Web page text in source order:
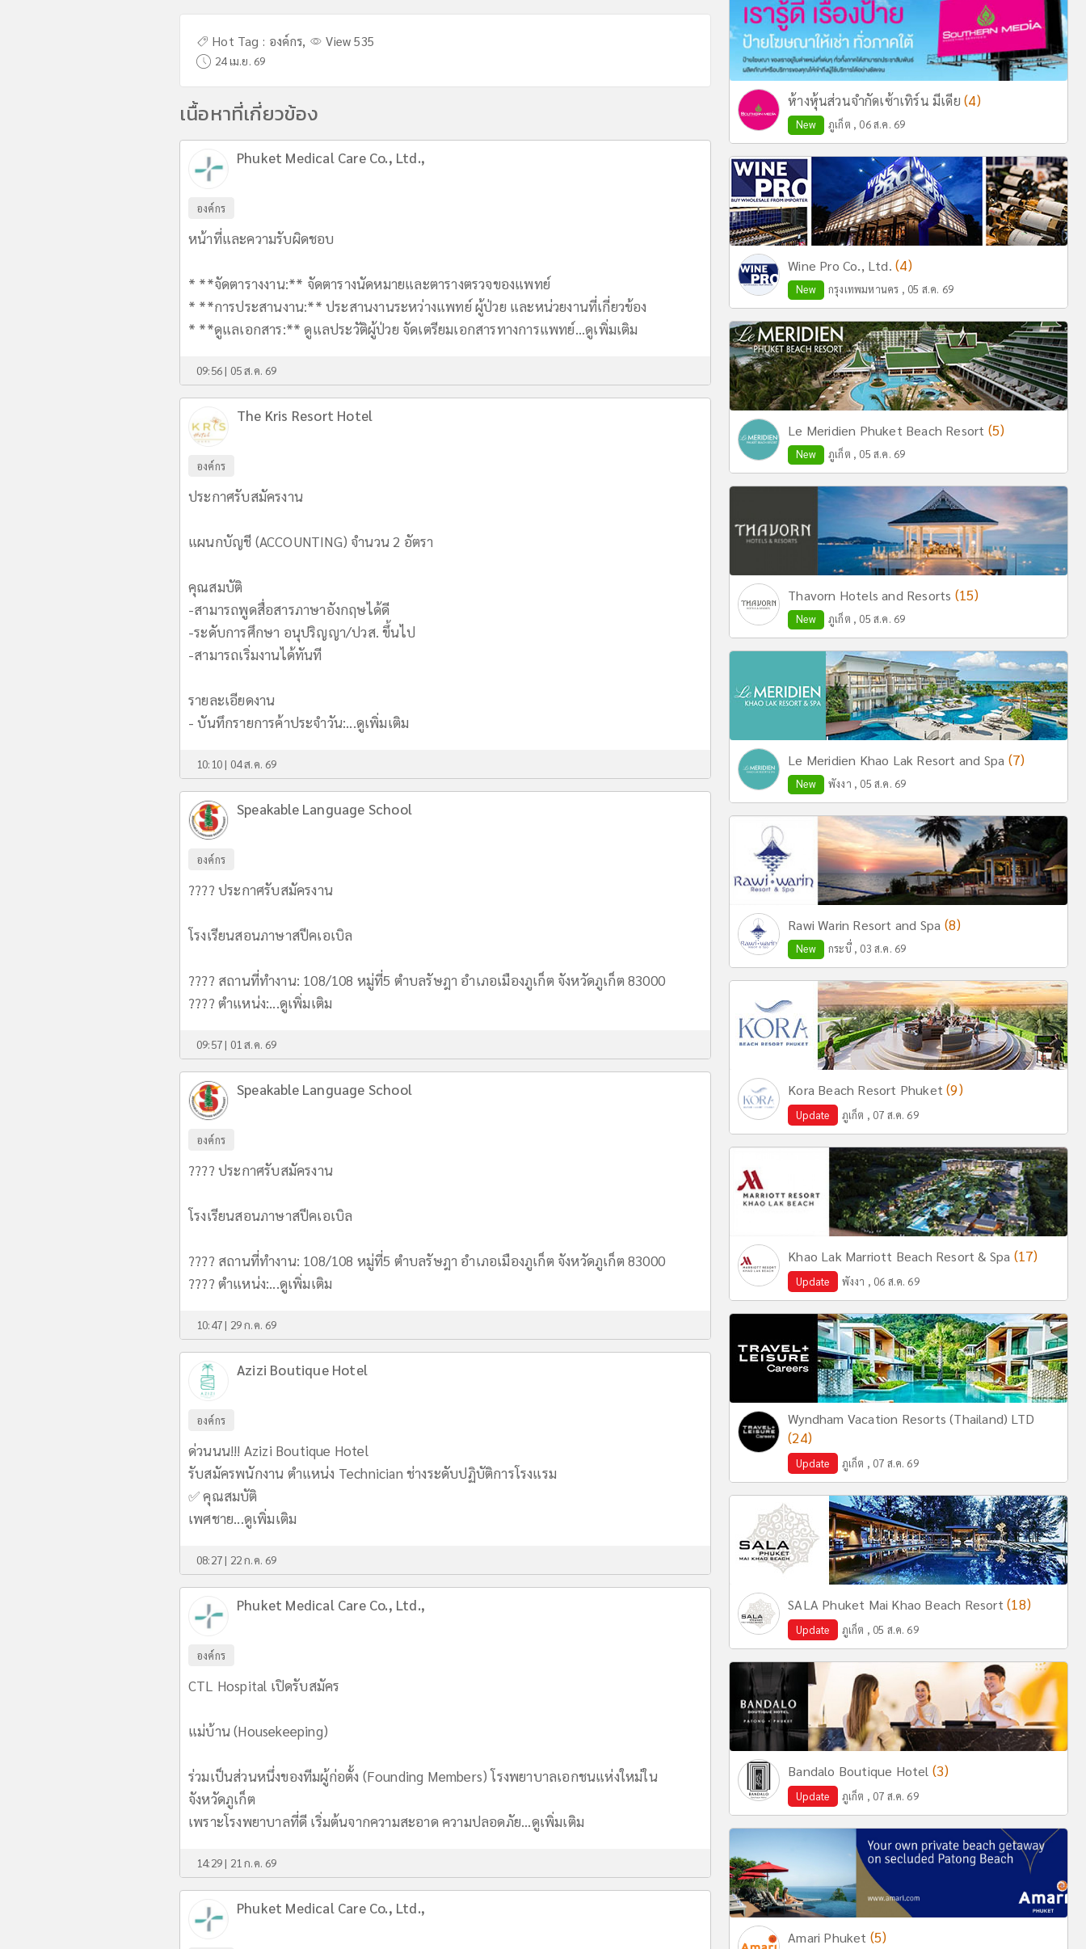
Hot Tag : องค์กร, View 535
24 เม.ย. 69
เนื้อหาที่เกี่ยวข้อง
Phuket Medical Care Co., Ltd.,
องค์กร
หน้าที่และความรับผิดชอบ
* **จัดตารางงาน:** จัดตารางนัดหมายและตารางตรวจของแพทย์
* **การประสานงาน:** ประสานงานระหว่างแพทย์ ผู้ป่วย และหน่วยงานที่เกี่ยวข้อง
* **ดูแลเอกสาร:** ดูแลประวัติผู้ป่วย จัดเตรียมเอกสารทางการแพทย์...ดูเพิ่มเติม
09:56 | 05 ส.ค. 69
The Kris Resort Hotel
องค์กร
ประกาศรับสมัครงาน
แผนกบัญชี (ACCOUNTING) จำนวน 2 อัตรา
คุณสมบัติ
-สามารถพูดสื่อสารภาษาอังกฤษได้ดี
-ระดับการศึกษา อนุปริญญา/ปวส. ขึ้นไป
-สามารถเริ่มงานได้ทันที
รายละเอียดงาน
- บันทึกรายการค้าประจำวัน:...ดูเพิ่มเติม
10:10 | 04 ส.ค. 69
Speakable Language School
องค์กร
???? ประกาศรับสมัครงาน
โรงเรียนสอนภาษาสปีคเอเบิล
???? สถานที่ทำงาน: 108/108 หมู่ที่5 ตำบลรัษฎา อำเภอเมืองภูเก็ต จังหวัดภูเก็ต 83000
???? ตำแหน่ง:...ดูเพิ่มเติม
09:57 | 01 ส.ค. 69
Speakable Language School
องค์กร
???? ประกาศรับสมัครงาน
โรงเรียนสอนภาษาสปีคเอเบิล
???? สถานที่ทำงาน: 108/108 หมู่ที่5 ตำบลรัษฎา อำเภอเมืองภูเก็ต จังหวัดภูเก็ต 83000
???? ตำแหน่ง:...ดูเพิ่มเติม
10:47 | 29 ก.ค. 69
Azizi Boutique Hotel
องค์กร
ด่วนนน!!! Azizi Boutique Hotel
รับสมัครพนักงาน ตำแหน่ง Technician ช่างระดับปฏิบัติการโรงแรม
✅ คุณสมบัติ
เพศชาย...ดูเพิ่มเติม
08:27 | 22 ก.ค. 69
Phuket Medical Care Co., Ltd.,
องค์กร
CTL Hospital เปิดรับสมัคร
แม่บ้าน (Housekeeping)
ร่วมเป็นส่วนหนึ่งของทีมผู้ก่อตั้ง (Founding Members) โรงพยาบาลเอกชนแห่งใหม่ใน
จังหวัดภูเก็ต
เพราะโรงพยาบาลที่ดี เริ่มต้นจากความสะอาด ความปลอดภัย...ดูเพิ่มเติม
14:29 | 21 ก.ค. 69
Phuket Medical Care Co., Ltd.,
ห้างหุ้นส่วนจำกัดเซ้าเทิร์น มีเดีย(4)
New ภูเก็ต , 06 ส.ค. 69
Wine Pro Co., Ltd.(4)
New กรุงเทพมหานคร , 05 ส.ค. 69
Le Meridien Phuket Beach Resort (5)
New ภูเก็ต , 05 ส.ค. 69
Thavorn Hotels and Resorts (15)
New ภูเก็ต , 05 ส.ค. 69
Le Meridien Khao Lak Resort and Spa (7)
New พังงา , 05 ส.ค. 69
Rawi Warin Resort and Spa (8)
New กระบี่ , 03 ส.ค. 69
Kora Beach Resort Phuket(9)
Update ภูเก็ต , 07 ส.ค. 69
Khao Lak Marriott Beach Resort & Spa (17)
Update พังงา , 06 ส.ค. 69
Wyndham Vacation Resorts (Thailand) LTD
(24)
Update ภูเก็ต , 07 ส.ค. 69
SALA Phuket Mai Khao Beach Resort(18)
Update ภูเก็ต , 05 ส.ค. 69
Bandalo Boutique Hotel (3)
Update ภูเก็ต , 07 ส.ค. 69
Amari Phuket (5)